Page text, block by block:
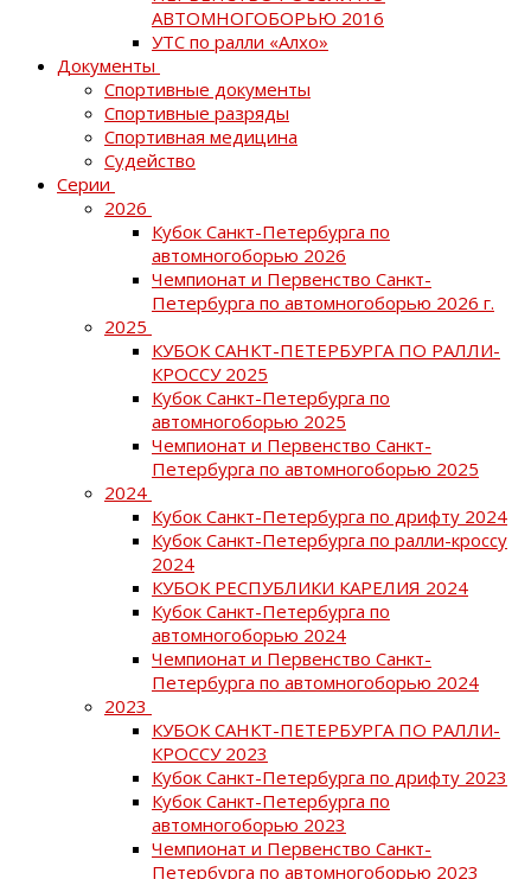
АВТОМНОГОБОРЬЮ 2016
УТС по ралли «Алхо»
Документы
Спортивные документы
Спортивные разряды
Спортивная медицина
Судейство
Серии
2026
Кубок Санкт-Петербурга по
автомногоборью 2026
Чемпионат и Первенство Санкт-
Петербурга по автомногоборью 2026 г.
2025
КУБОК САНКТ-ПЕТЕРБУРГА ПО РАЛЛИ-
КРОССУ 2025
Кубок Санкт-Петербурга по
автомногоборью 2025
Чемпионат и Первенство Санкт-
Петербурга по автомногоборью 2025
2024
Кубок Санкт-Петербурга по дрифту 2024
Кубок Санкт-Петербурга по ралли-кроссу
2024
КУБОК РЕСПУБЛИКИ КАРЕЛИЯ 2024
Кубок Санкт-Петербурга по
автомногоборью 2024
Чемпионат и Первенство Санкт-
Петербурга по автомногоборью 2024
2023
КУБОК САНКТ-ПЕТЕРБУРГА ПО РАЛЛИ-
КРОССУ 2023
Кубок Санкт-Петербурга по дрифту 2023
Кубок Санкт-Петербурга по
автомногоборью 2023
Чемпионат и Первенство Санкт-
Петербурга по автомногоборью 2023